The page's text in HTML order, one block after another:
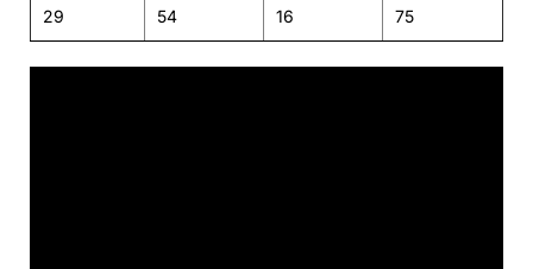
29 54 16 75